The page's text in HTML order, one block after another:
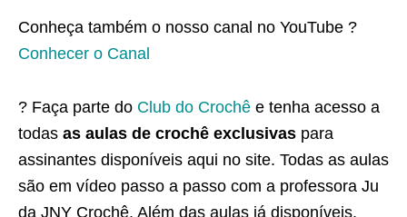
Conheça também o nosso canal no YouTube ?
Conhecer o Canal
? Faça parte do Club do Crochê e tenha acesso a
todas as aulas de crochê exclusivas para
assinantes disponíveis aqui no site. Todas as aulas
são em vídeo passo a passo com a professora Ju
da JNY Crochê. Além das aulas já disponíveis,